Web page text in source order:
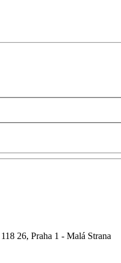
26, Praha 1 - Malá Strana